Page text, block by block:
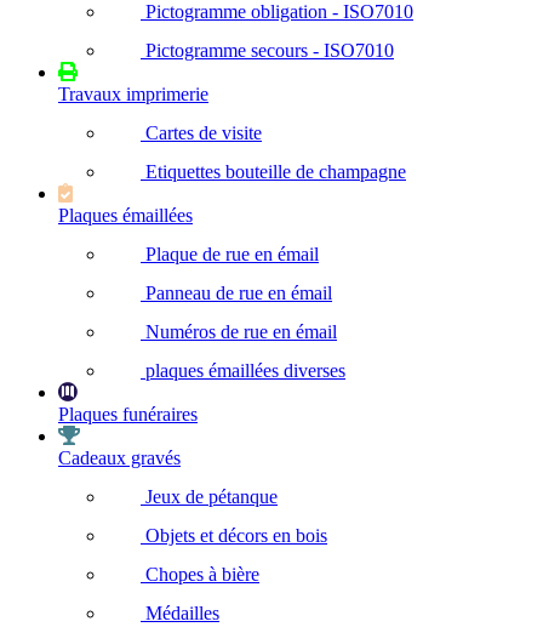
Pictogramme obligation - ISO7010
Pictogramme secours - ISO7010
Travaux imprimerie
Cartes de visite
Etiquettes bouteille de champagne
Plaques émaillées
Plaque de rue en émail
Panneau de rue en émail
Numéros de rue en émail
plaques émaillées diverses
Plaques funéraires
Cadeaux gravés
Jeux de pétanque
Objets et décors en bois
Chopes à bière
Médailles